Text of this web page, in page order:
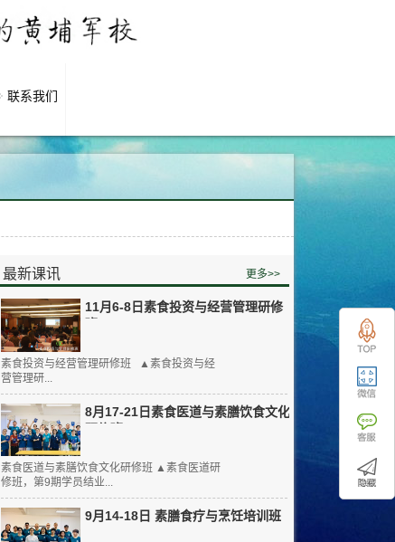
联系我们
最新课讯 更多>>
11月6-8日素食投资与经营管理研修
素食投资与经营管理研修班 ▲素食投资与经
营管理研...
8月17-21日素食医道与素膳饮食文化
研修班
素食医道与素膳饮食文化研修班 ▲素食医道研
修班，第9期学员结业...
9月14-18日 素膳食疗与烹饪培训班